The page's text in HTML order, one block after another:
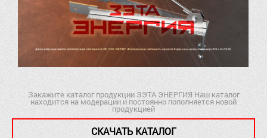
Закажите каталог продукции ЗЭТА ЭНЕРГИЯ Наш каталог
находится на модерации и постоянно пополняется новой
продукцией
СКАЧАТЬ КАТАЛОГ